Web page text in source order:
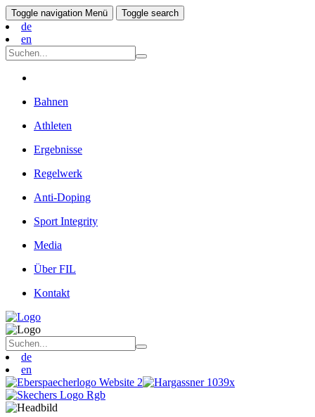
Toggle navigation Menü Toggle search
de
en
Bahnen
Athleten
Ergebnisse
Regelwerk
Anti-Doping
Sport Integrity
Media
Über FIL
Kontakt
de
en